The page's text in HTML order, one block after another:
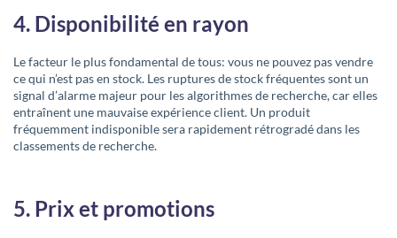
4. Disponibilité en rayon
Le facteur le plus fondamental de tous: vous ne pouvez pas vendre
ce qui n’est pas en stock. Les ruptures de stock fréquentes sont un
signal d’alarme majeur pour les algorithmes de recherche, car elles
entraînent une mauvaise expérience client. Un produit
fréquemment indisponible sera rapidement rétrogradé dans les
classements de recherche.
5. Prix et promotions